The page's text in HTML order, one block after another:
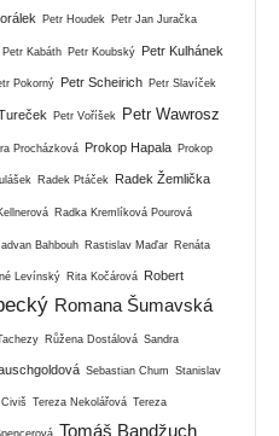
Petr Houdek Petr Jan Juračka
Petr Kabáth Petr Koubský Petr Kulhánek
Pokorný Petr Scheirich Petr Slavíček
Petr Voříšek
Petr Wawrosz
Procházková Prokop Hapala Prokop
Radek Ptáček Radek Žemlička
Radka Kremlíková Pourová
Bahbouh Rastislav Maďar Renáta
Levínský Rita Kočárová Robert
Romana Šumavská
Růžena Dostálová Sandra
Sebastian Chum Stanislav
Tereza Nekolářová Tereza
Tomáš Bandžuch